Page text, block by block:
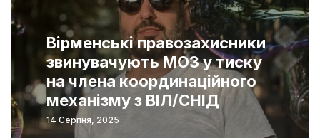
Вірменські правозахисники
звинувачують МОЗ у тиску
на члена координаційного
механізму з ВІЛ/СНІД
14 Серпня, 2025